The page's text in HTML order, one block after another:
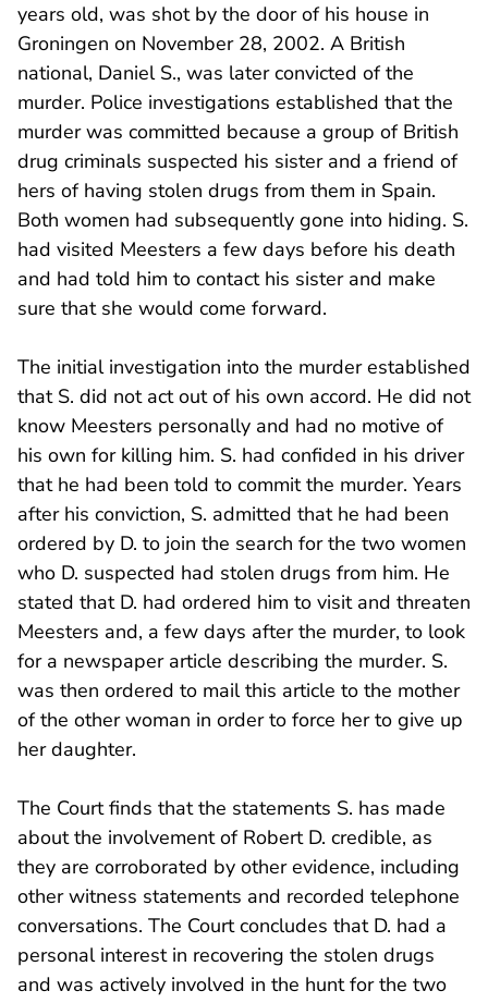
years old, was shot by the door of his house in
Groningen on November 28, 2002. A British
national, Daniel S., was later convicted of the
murder. Police investigations established that the
murder was committed because a group of British
drug criminals suspected his sister and a friend of
hers of having stolen drugs from them in Spain.
Both women had subsequently gone into hiding. S.
had visited Meesters a few days before his death
and had told him to contact his sister and make
sure that she would come forward.
The initial investigation into the murder established
that S. did not act out of his own accord. He did not
know Meesters personally and had no motive of
his own for killing him. S. had confided in his driver
that he had been told to commit the murder. Years
after his conviction, S. admitted that he had been
ordered by D. to join the search for the two women
who D. suspected had stolen drugs from him. He
stated that D. had ordered him to visit and threaten
Meesters and, a few days after the murder, to look
for a newspaper article describing the murder. S.
was then ordered to mail this article to the mother
of the other woman in order to force her to give up
her daughter.
The Court finds that the statements S. has made
about the involvement of Robert D. credible, as
they are corroborated by other evidence, including
other witness statements and recorded telephone
conversations. The Court concludes that D. had a
personal interest in recovering the stolen drugs
and was actively involved in the hunt for the two